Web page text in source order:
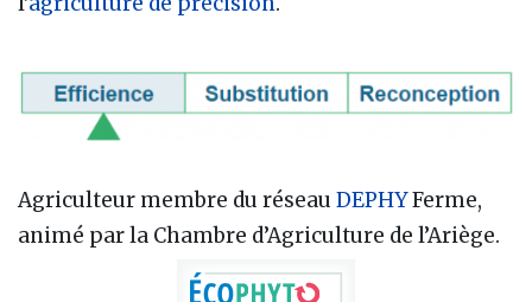
Agriculteur membre du réseau DEPHYFerme,
animé par la Chambre d’Agriculture de l’Ariège.